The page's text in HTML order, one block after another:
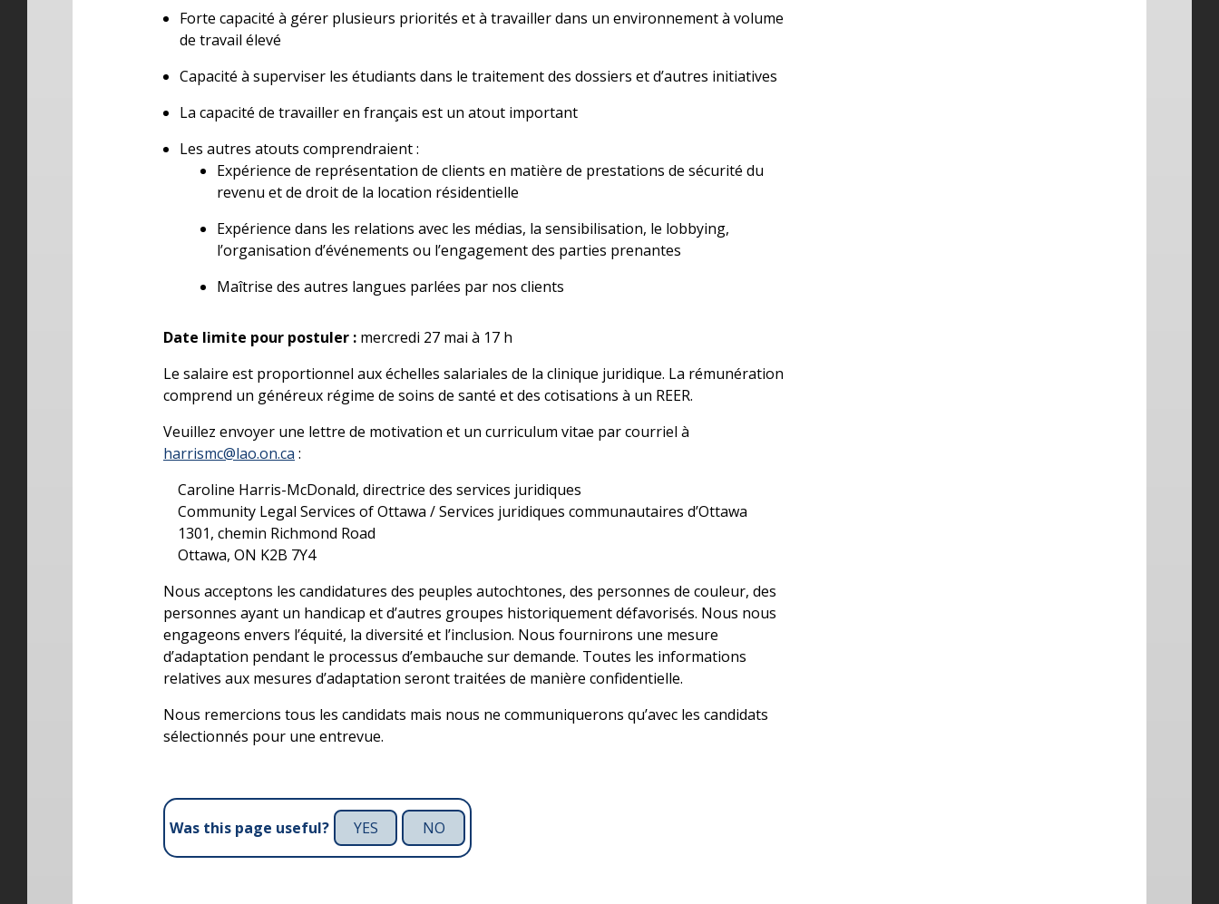
Forte capacité à gérer plusieurs priorités et à travailler dans un environnement à volume
de travail élevé
Capacité à superviser les étudiants dans le traitement des dossiers et d’autres initiatives
La capacité de travailler en français est un atout important
Les autres atouts comprendraient :
Expérience de représentation de clients en matière de prestations de sécurité du
revenu et de droit de la location résidentielle
Expérience dans les relations avec les médias, la sensibilisation, le lobbying,
l’organisation d’événements ou l’engagement des parties prenantes
Maîtrise des autres langues parlées par nos clients
Date limite pour postuler : mercredi 27 mai à 17 h
Le salaire est proportionnel aux échelles salariales de la clinique juridique. La rémunération
comprend un généreux régime de soins de santé et des cotisations à un REER.
Veuillez envoyer une lettre de motivation et un curriculum vitae par courriel à
harrismc@lao.on.ca :
Caroline Harris-McDonald, directrice des services juridiques
Community Legal Services of Ottawa / Services juridiques communautaires d’Ottawa
1301, chemin Richmond Road
Ottawa, ON K2B 7Y4
Nous acceptons les candidatures des peuples autochtones, des personnes de couleur, des
personnes ayant un handicap et d’autres groupes historiquement défavorisés. Nous nous
engageons envers l’équité, la diversité et l’inclusion. Nous fournirons une mesure
d’adaptation pendant le processus d’embauche sur demande. Toutes les informations
relatives aux mesures d’adaptation seront traitées de manière confidentielle.
Nous remercions tous les candidats mais nous ne communiquerons qu’avec les candidats
sélectionnés pour une entrevue.
Was this page useful? YES NO